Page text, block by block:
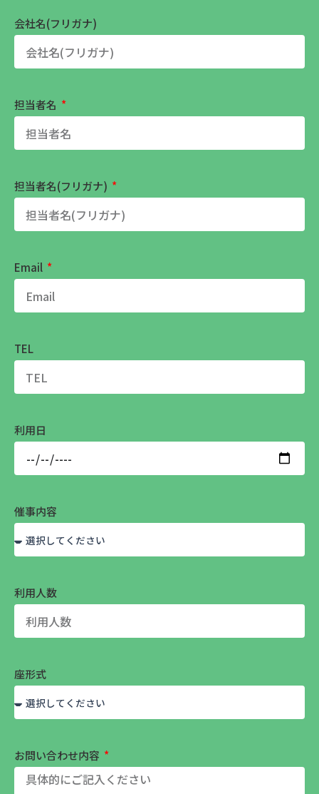
会社名(フリガナ)
担当者名
担当者名(フリガナ)
Email
TEL
利用日
催事内容
利用人数
座形式
お問い合わせ内容